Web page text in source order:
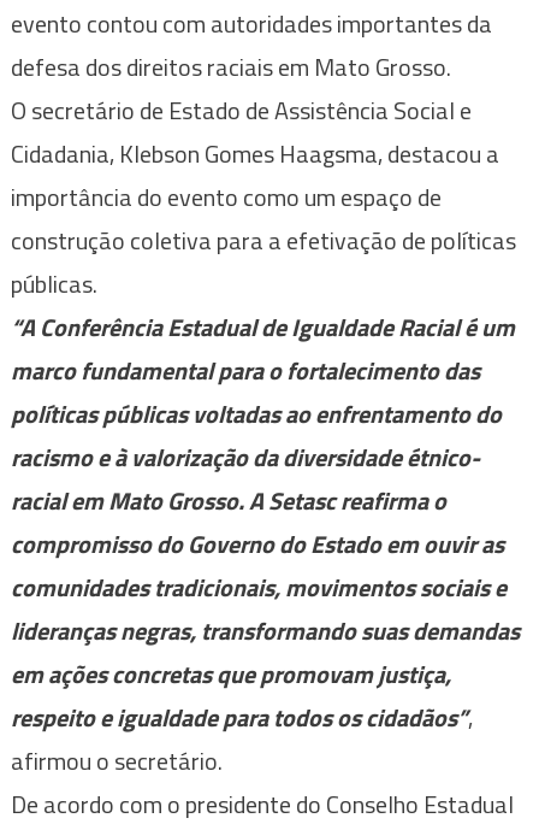
evento contou com autoridades importantes da
defesa dos direitos raciais em Mato Grosso.
O secretário de Estado de Assistência Social e
Cidadania, Klebson Gomes Haagsma, destacou a
importância do evento como um espaço de
construção coletiva para a efetivação de políticas
públicas.
“A Conferência Estadual de Igualdade Racial é um
marco fundamental para o fortalecimento das
políticas públicas voltadas ao enfrentamento do
racismo e à valorização da diversidade étnico-
racial em Mato Grosso. A Setasc reafirma o
compromisso do Governo do Estado em ouvir as
comunidades tradicionais, movimentos sociais e
lideranças negras, transformando suas demandas
em ações concretas que promovam justiça,
respeito e igualdade para todos os cidadãos”,
afirmou o secretário.
De acordo com o presidente do Conselho Estadual